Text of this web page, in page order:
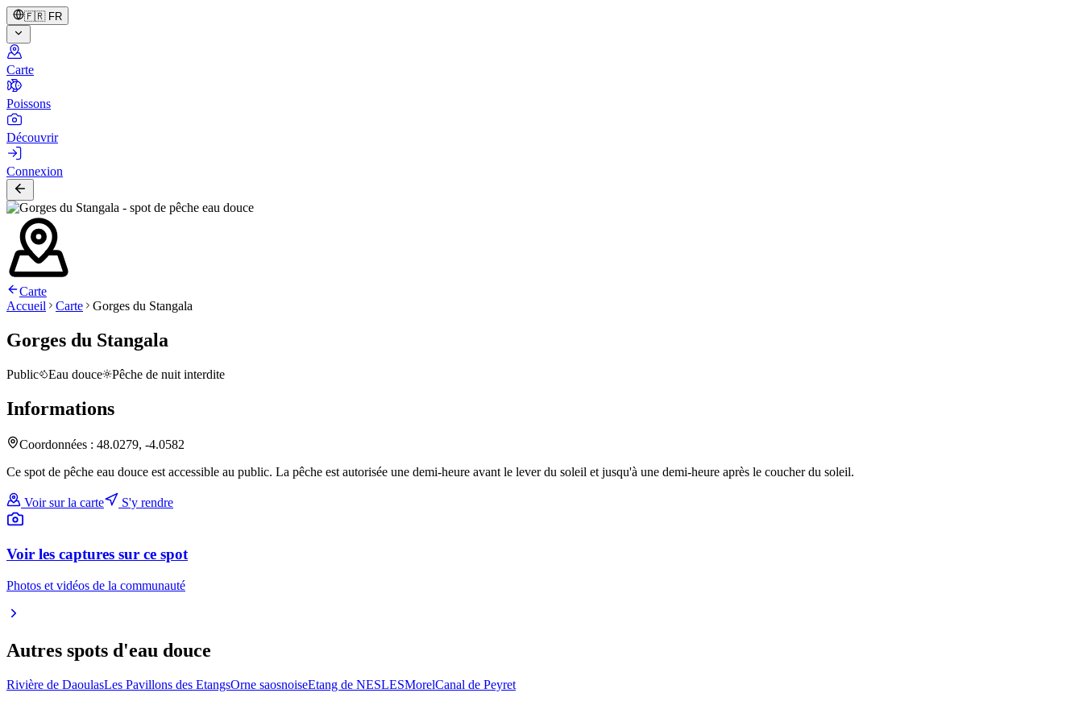
🇫🇷 FR
Carte
Poissons
Découvrir
Connexion
Carte
Accueil
Carte Gorges du Stangala
Gorges du Stangala
Public Eau douce Pêche de nuit interdite
Informations
Coordonnées : 48.0279, -4.0582
Ce spot de pêche eau douce est accessible au public. La pêche est autorisée une demi-heure avant le lever du soleil et jusqu'à une demi-heure après le coucher du soleil.
Voir sur la carte S'y rendre
Voir les captures sur ce spot
Photos et vidéos de la communauté
Autres spots d'eau douce
Rivière de DaoulasLes Pavillons des EtangsOrne saosnoiseEtang de NESLESMorelCanal de Peyret